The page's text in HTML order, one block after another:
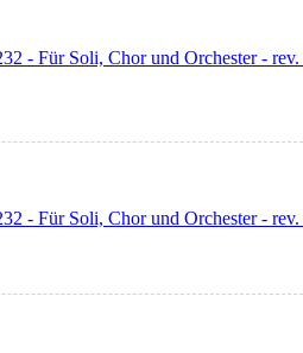
- Für Soli, Chor und Orchester -
- Für Soli, Chor und Orchester -